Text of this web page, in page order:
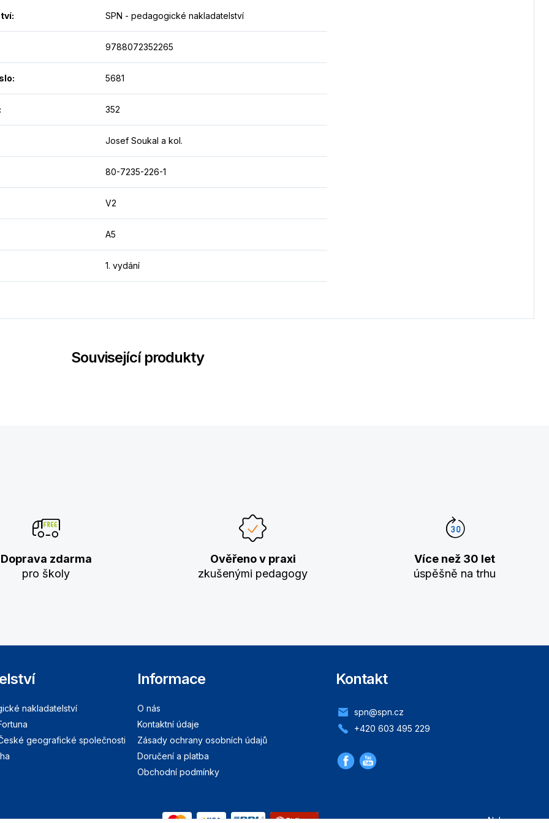
: SPN - pedagogické nakladatelství
9788072352265
: 5681
352
Josef Soukal a kol.
80-7235-226-1
V2
A5
1. vydání
Související produkty
Doprava zdarma
pro školy
Ověřeno v praxi
zkušenými pedagogy
Více než 30 let
úspěšně na trhu
nakladatelství
geografické společnosti
Informace
O nás
Kontaktní údaje
Zásady ochrany osobních údajů
Doručení a platba
Obchodní podmínky
Kontakt
spn@spn.cz
+420 603 495 229
Nahoru